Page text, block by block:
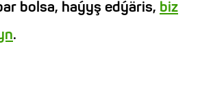
bolsa, haýyş edýäris, biz
.